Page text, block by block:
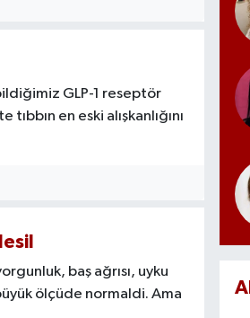
GLP-1 reseptör
en eski alışkanlığını
baş ağrısı, uyku
ölçüde normaldi. Ama